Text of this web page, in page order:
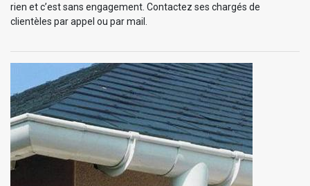
rien et c’est sans engagement. Contactez ses chargés de
clientèles par appel ou par mail.